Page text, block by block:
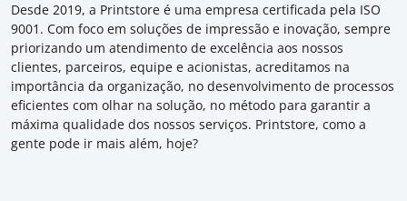
Desde 2019, a Printstore é uma empresa certificada pela ISO
9001. Com foco em soluções de impressão e inovação, sempre
priorizando um atendimento de excelência aos nossos
clientes, parceiros, equipe e acionistas, acreditamos na
importância da organização, no desenvolvimento de processos
eficientes com olhar na solução, no método para garantir a
máxima qualidade dos nossos serviços. Printstore, como a
gente pode ir mais além, hoje?